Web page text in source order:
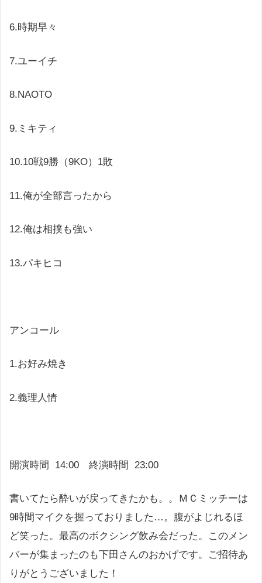
6.時期早々
7.ユーイチ
8.NAOTO
9. ミキティ
10.10戦9勝（9KO） 1敗
11.俺が全部言ったから
12.俺は相撲も強い
13.パキヒコ
アンコール
1.お好み焼き
2.義理人情
開演時間 14:00 終演時間 23:00
書いてたら酔いが戻ってきたかも。。ＭＣミッチーは
9時間マイクを握っておりました…。腹がよじれるほ
ど笑った。最高のボクシング飲み会だった。このメン
バーが集まったのも下田さんのおかげです。ご招待あ
りがとうございました！